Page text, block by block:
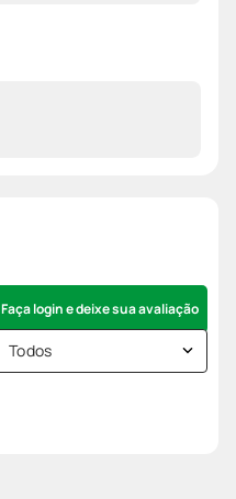
Faça login e deixe sua avaliação
Todos